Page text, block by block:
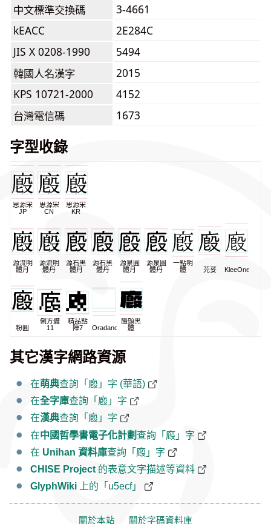
中文標準交換碼
3-4661
kEACC
2E284C
JIS X 0208-1990
5494
韓國人名漢字
2015
KPS 10721-2000
4152
台灣電信碼
1673
字型收錄
思源宋
JP
思源宋
CN
思源宋
KR
源流明
體月
源流明
體丹
源石黑
體月
源石黑
體丹
源泉圓
體月
源泉圓
體丹
一點明
體
芫荽 KleeOne
粉圓
俐方體
11
精品點
陣7
Oradano
饅頭黑
體
其它漢字網路資源
在萌典查詢「廏」字 (華語)
在全字庫查詢「廏」字
在漢典查詢「廏」字
在中國哲學書電子化計劃查詢「廏」字
在 Unihan 資料庫查詢「廏」字
CHISE Project 的表意文字描述等資料
GlyphWiki 上的「u5ecf」
關於本站 關於字碼資料庫